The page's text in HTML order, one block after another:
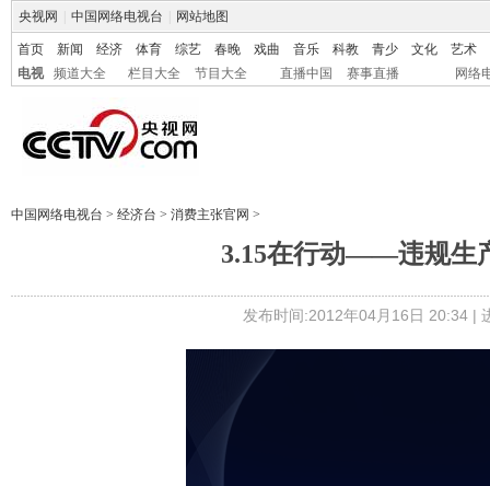
央视网 中国网络电视台 网站地图
首页 新闻 经济 体育 综艺 春晚 戏曲 音乐 科教 青少 文化
艺术
电视
频道大全 栏目大全 节目大全 直播中国 赛事直播 网络
中国网络电视台 > 经济台 > 消费主张官网 >
3.15在行动——违规生
发布时间:2012年04月16日 20:34 |